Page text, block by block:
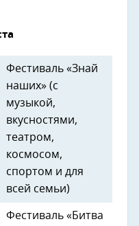
Фестиваль «Знай
наших» (с
музыкой,
вкусностями,
театром,
космосом,
спортом и для
всей семьи)
Фестиваль «Битва